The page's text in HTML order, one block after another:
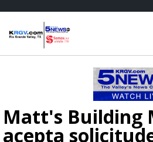
Matt's Building
acepta